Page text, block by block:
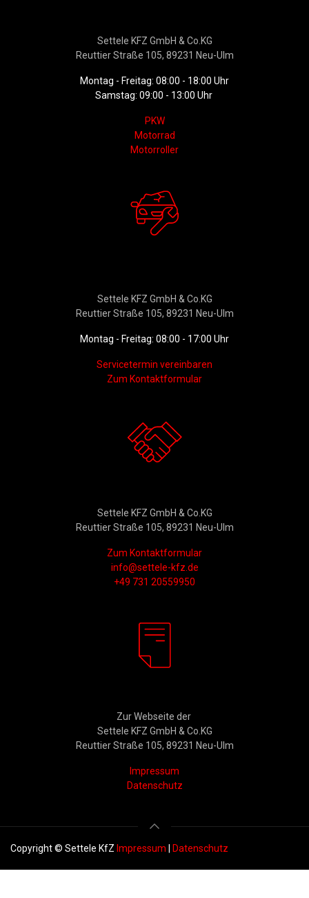
Settele KFZ GmbH & Co.KG
Reuttier Straße 105, 89231 Neu-Ulm
Montag - Freitag: 08:00 - 18:00 Uhr
Samstag: 09:00 - 13:00 Uhr
PKW
Motorrad
Motorroller
Settele KFZ GmbH & Co.KG
Reuttier Straße 105, 89231 Neu-Ulm
Montag - Freitag: 08:00 - 17:00 Uhr
Servicetermin vereinbaren
Zum Kontaktformular
Settele KFZ GmbH & Co.KG
Reuttier Straße 105, 89231 Neu-Ulm
Zum Kontaktformular
info@settele-kfz.de
+49 731 20559950
Zur Webseite der
Settele KFZ GmbH & Co.KG
Reuttier Straße 105, 89231 Neu-Ulm
Impressum
Datenschutz
Copyright © Settele KfZ Impressum | Datenschutz